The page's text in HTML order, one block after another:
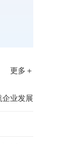
更多＋
企业发展